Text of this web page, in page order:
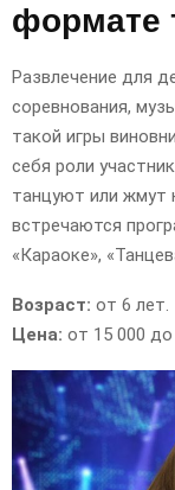
формате
Развлечение для
соревнования,
такой игры
себя роли
танцуют или жмут
встречаются
«Караоке»,
Возраст: от 6 лет.
Цена: от 15 000 до